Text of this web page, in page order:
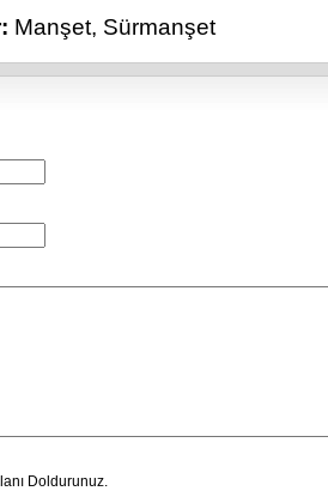
Manşet, Sürmanşet
Doldurunuz.